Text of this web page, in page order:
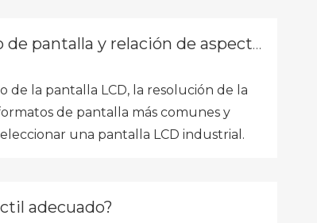
y relación de aspecto explicados
de la pantalla LCD, la resolución de la
de pantalla más comunes y
una pantalla LCD industrial.
adecuado?